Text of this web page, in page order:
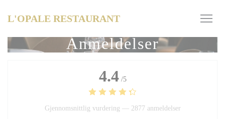
L'OPALE RESTAURANT
Anmeldelser
4.4 /5
Gjennomsnittlig vurdering — 2877 anmeldelser